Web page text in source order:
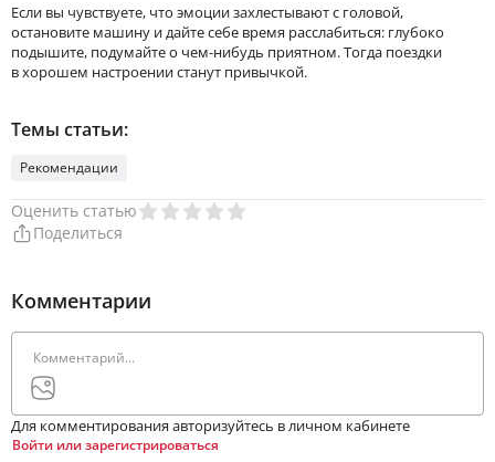
Если вы чувствуете, что эмоции захлестывают с головой,
остановите машину и дайте себе время расслабиться: глубоко
подышите, подумайте о чем-нибудь приятном. Тогда поездки
в хорошем настроении станут привычкой.
Темы статьи:
Рекомендации
Оценить статью
Поделиться
Комментарии
Для комментирования авторизуйтесь в личном кабинете
Войти или зарегистрироваться